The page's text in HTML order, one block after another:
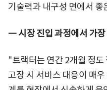
기술력과 내구성 면에서 좋
― 시장 진입 과정에서 가
"트랙터는 연간 2개월 정
고장 시 서비스 대응이 매우